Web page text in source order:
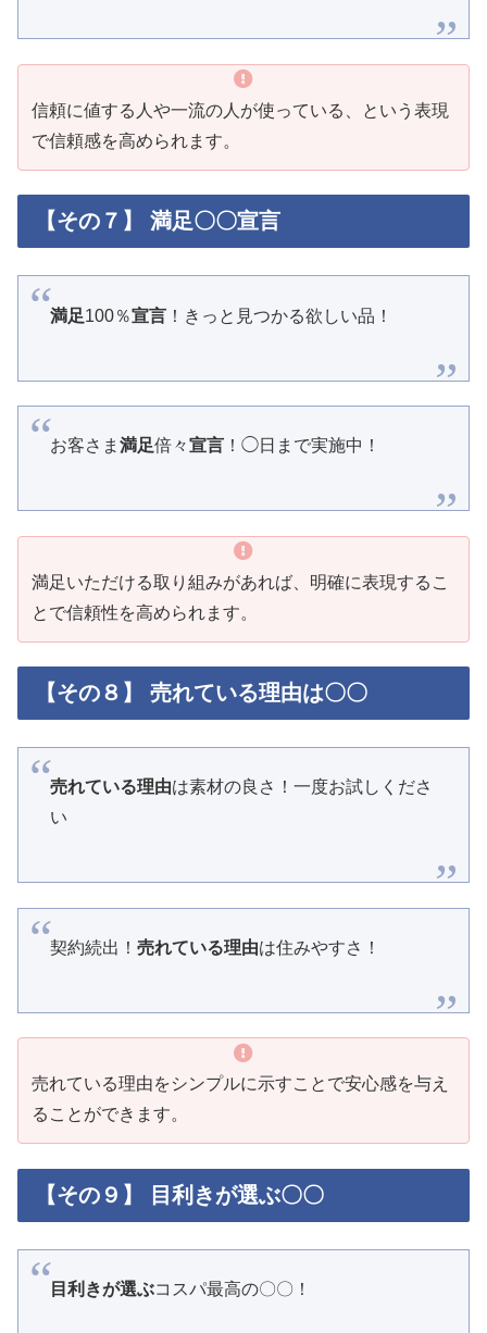
信頼に値する人や一流の人が使っている、という表現
で信頼感を高められます。
【その７】 満足〇〇宣言
満足100％宣言！きっと見つかる欲しい品！
お客さま 満足倍々宣言！◯日まで実施中！
満足いただける取り組みがあれば、明確に表現するこ
とで信頼性を高められます。
【その８】 売れている理由は〇〇
売れている理由は素材の良さ！一度お試しくださ
い
契約続出！ 売れている理由は住みやすさ！
売れている理由をシンプルに示すことで安心感を与え
ることができます。
【その９】 目利きが選ぶ〇〇
目利きが選ぶコスパ最高の〇〇！